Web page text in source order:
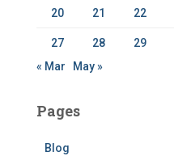
20 21 22
27 28 29
« Mar
May »
Pages
Blog